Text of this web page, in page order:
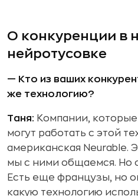
О конкуренции в
нейротусовке
— Кто из ваших
же технологию?
Таня: Компании,
могут работать с этой
американская Neurable.
мы с ними общаемся. Но
Есть еще французы, но
какую технологию